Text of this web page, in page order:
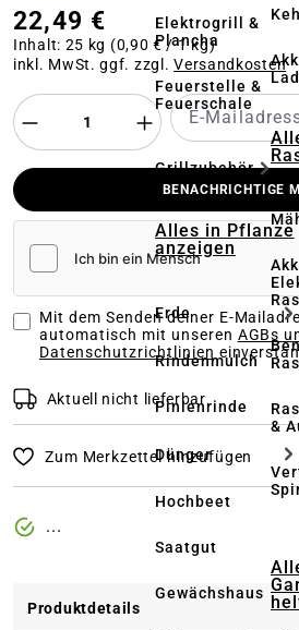
Elektrogrill &
Plancha
Feuerstelle &
Feuerschale
Grillzubehör
Alles in Pflanze
anzeigen
Erde
Rindenmulch
Pinienrinde
Dünger
Hochbeet
Saatgut
Gewächshaus
&
22,49 €
Inhalt: 25 kg (0,90 € / 1 kg)
inkl. MwSt. ggf. zzgl.Versandkosten
BENACHRICHTIGE
Mit dem Senden deiner E-
automatisch mit unseren AGBs
Datenschutzrichtlinien
Aktuell nicht lieferbar
Zum Merkzettel hinzufügen
...
Produktdetails